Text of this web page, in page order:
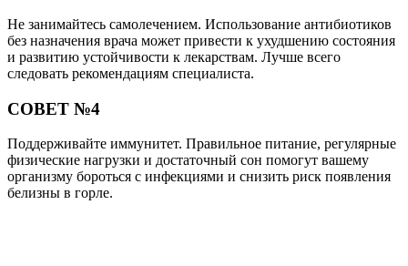
Не занимайтесь самолечением. Использование антибиотиков
без назначения врача может привести к ухудшению состояния
и развитию устойчивости к лекарствам. Лучше всего
следовать рекомендациям специалиста.
СОВЕТ №4
Поддерживайте иммунитет. Правильное питание, регулярные
физические нагрузки и достаточный сон помогут вашему
организму бороться с инфекциями и снизить риск появления
белизны в горле.